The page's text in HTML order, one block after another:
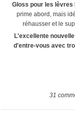
Gloss pour les lèvres
prime abord, mais
réhausser et le
L'excellente
d'entre-vous avec
31